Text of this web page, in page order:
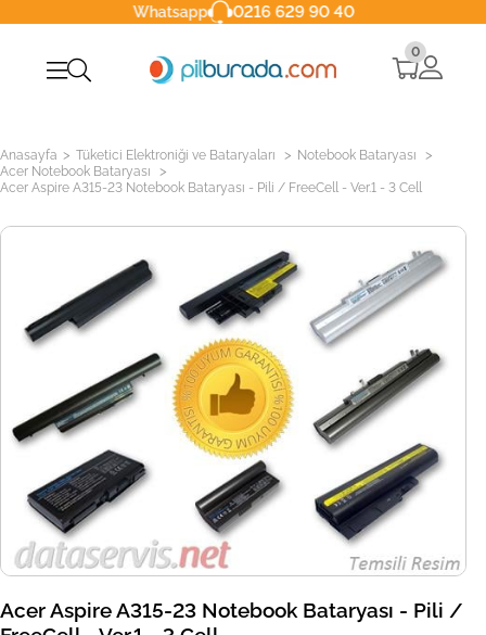
Whatsapp 0216 629 90 40
0
Anasayfa > Tüketici Elektroniği ve Bataryaları > Notebook Bataryası >
Acer Notebook Bataryası >
Acer Aspire A315-23 Notebook Bataryası - Pili / FreeCell - Ver.1 - 3 Cell
Acer Aspire A315-23 Notebook Bataryası - Pili /